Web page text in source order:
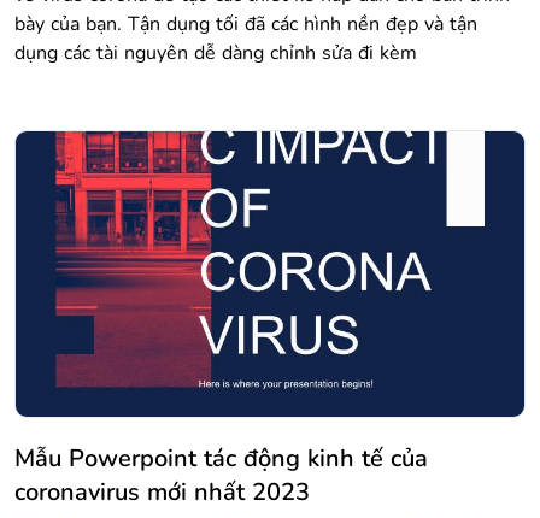
bày của bạn. Tận dụng tối đã các hình nền đẹp và tận
dụng các tài nguyên dễ dàng chỉnh sửa đi kèm
Mẫu Powerpoint tác động kinh tế của
coronavirus mới nhất 2023